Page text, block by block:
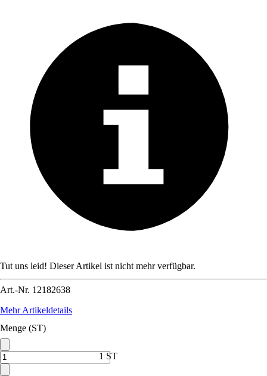
Tut uns leid! Dieser Artikel ist nicht mehr verfügbar.
Art.-Nr. 12182638
Mehr Artikeldetails
Menge (ST)
1 ST